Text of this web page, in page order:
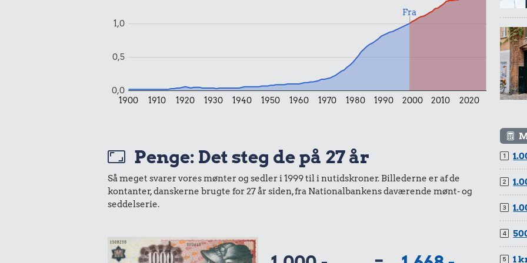
1900 1910 1920 1930 1940 1950 1960 1970 1980 1990 2000 2010 2020
0,0
0,5
1,0
Fra
Penge: Det steg de på 27 år
Så meget svarer vores mønter og sedler i 1999 til i nutidskroner. Billederne er af de
kontanter, danskerne brugte for 27 år siden, fra Nationalbankens daværende mønt- og
seddelserie.
1